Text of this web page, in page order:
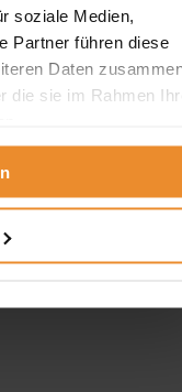
soziale Medien,
Partner führen diese
Daten
die sie im Rahmen